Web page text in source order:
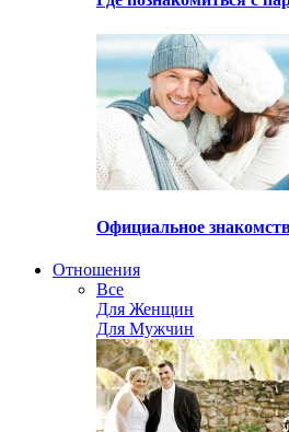
Официальное
Отношения
Все
Для Женщин
Для Мужчин